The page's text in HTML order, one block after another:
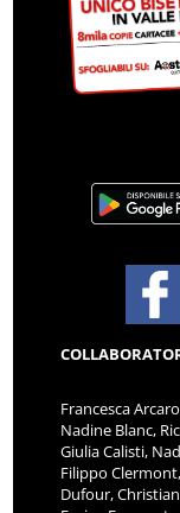
Francesca
Nadine Blanc,
Giulia Calisti,
Filippo
Dufour,